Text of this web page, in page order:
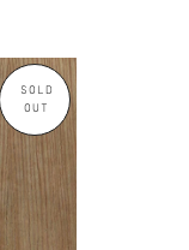
SOLD
OUT